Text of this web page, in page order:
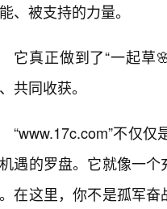
、被支持的力量。
它真正做到了“一起草
共同收获。
“www.17c.com”不仅
遇的罗盘。它就像一
在这里，你不是孤军